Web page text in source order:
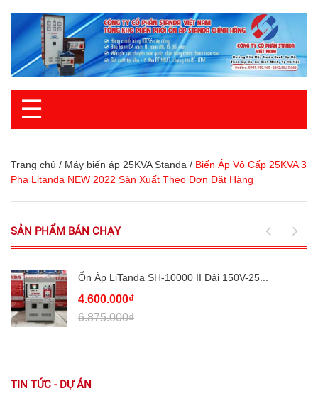
☰
Trang chủ / Máy biến áp 25KVA Standa / Biến Áp Vô Cấp 25KVA 3
Pha Litanda NEW 2022 Sản Xuất Theo Đơn Đặt Hàng
SẢN PHẨM BÁN CHẠY
Ổn Áp LiTanda SH-10000 II Dải 150V-25...
4.600.000₫
6.875.000₫
TIN TỨC - DỰ ÁN